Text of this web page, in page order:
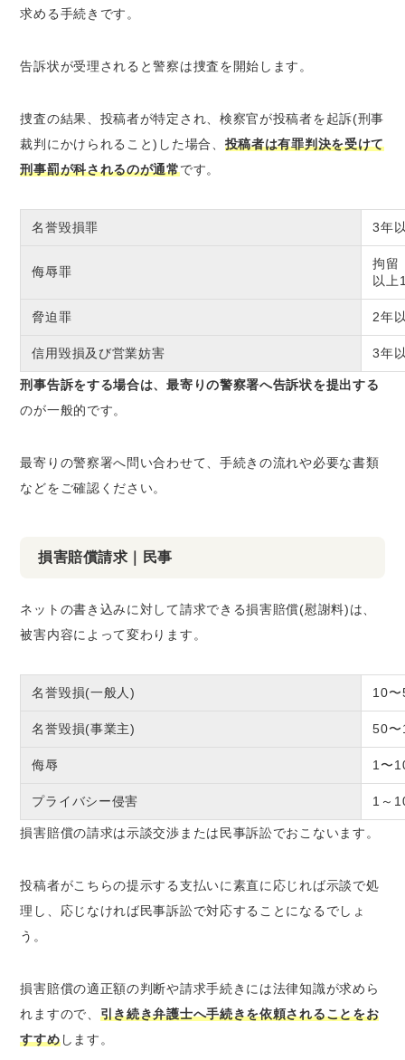
求める手続きです。
告訴状が受理されると警察は捜査を開始します。
捜査の結果、投稿者が特定され、検察官が投稿者を起訴(刑事
裁判にかけられること)した場合、 投稿者は有罪判決を受けて
刑事罰が科されるのが通常です。
名誉毀損罪 3年
侮辱罪
拘留
以上
脅迫罪 2年
信用毀損及び営業妨害 3年
刑事告訴をする場合は、最寄りの警察署へ告訴状を提出する
のが一般的です。
最寄りの警察署へ問い合わせて、手続きの流れや必要な書類
などをご確認ください。
損害賠償請求｜民事
ネットの書き込みに対して請求できる損害賠償(慰謝料)は、
被害内容によって変わります。
名誉毀損(一般人) 10〜
名誉毀損(事業主) 50〜
侮辱 1〜
プライバシー侵害 1～
損害賠償の請求は示談交渉または民事訴訟でおこないます。
投稿者がこちらの提示する支払いに素直に応じれば示談で処
理し、応じなければ民事訴訟で対応することになるでしょ
う。
損害賠償の適正額の判断や請求手続きには法律知識が求めら
れますので、 引き続き弁護士へ手続きを依頼されることをお
すすめします。